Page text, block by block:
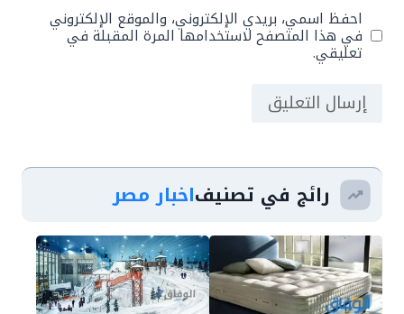
احفظ اسمي، بريدي الإلكتروني، والموقع الإلكتروني
في هذا المتصفح لاستخدامها المرة المقبلة في
تعليقي.
رائج في تصنيفاخبار مصر